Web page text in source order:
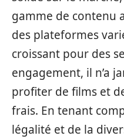
gamme de contenu
des plateformes
croissant pour des
engagement, il n’a
profiter de films et
frais. En tenant
légalité et de la